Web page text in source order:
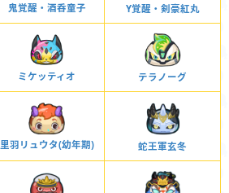
鬼覚醒・酒呑童子 Y覚醒・剣豪紅丸
ミケッティオ テラノーグ
里羽リュウタ(幼年期) 蛇王軍玄冬